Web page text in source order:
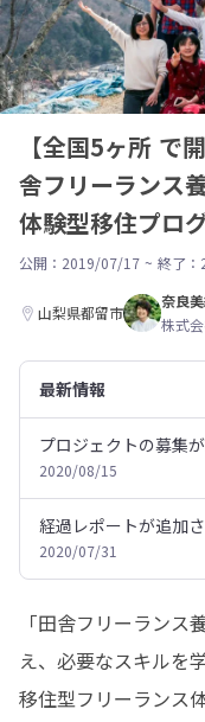
【全国5ヶ所 で
舎フリーランス
体験型移住プロ
公開：2019/07/17 ~ 終了
山梨県都留市
奈良
株式
最新情報
プロジェクトの募集
2020/08/15
経過レポートが追加
2020/07/31
「田舎フリーラン
え、必要なスキルを
移住型フリーランス